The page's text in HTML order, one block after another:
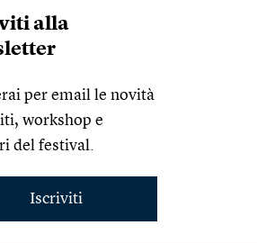
alla
per email le novità
workshop e
del festival.
Iscriviti